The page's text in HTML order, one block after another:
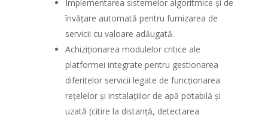
Implementarea sistemelor algoritmice și de
învățare automată pentru furnizarea de
servicii cu valoare adăugată.
Achiziționarea modulelor critice ale
platformei integrate pentru gestionarea
diferitelor servicii legate de funcționarea
rețelelor și instalațiilor de apă potabilă și
uzată (citire la distanță, detectarea